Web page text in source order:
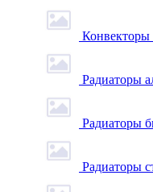
Конвекторы
Радиаторы
Радиаторы
Радиаторы